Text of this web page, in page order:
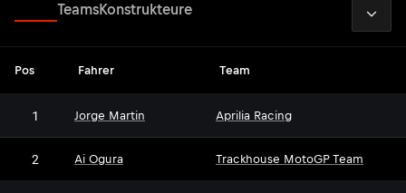
TeamsKonstrukteure
Pos Fahrer Team
1 Jorge Martin Aprilia Racing
2 Ai Ogura Trackhouse MotoGP Team